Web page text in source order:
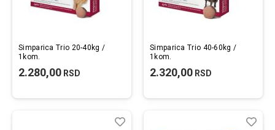
Simparica Trio 20-40kg /
1kom.
2.280,00 RSD
Simparica Trio 40-60kg /
1kom.
2.320,00 RSD
Lista
Uporedi